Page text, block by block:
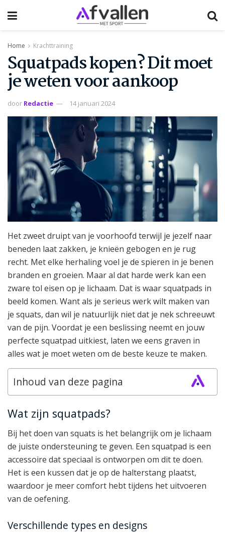
Home Krachttraining
Squatpads kopen? Dit moet
je weten voor aankoop
door Redactie 14 januari 2024
Het zweet druipt van je voorhoofd terwijl je jezelf naar
beneden laat zakken, je knieën gebogen en je rug
recht. Met elke herhaling voel je de spieren in je benen
branden en groeien. Maar al dat harde werk kan een
zware tol eisen op je lichaam. Dat is waar squatpads in
beeld komen. Want als je serieus werk wilt maken van
je squats, dan wil je natuurlijk niet dat je nek schreeuwt
van de pijn. Voordat je een beslissing neemt en jouw
perfecte squatpad uitkiest, laten we eens graven in
alles wat je moet weten om de beste keuze te maken.
Inhoud van deze pagina
Wat zijn squatpads?
Bij het doen van squats is het belangrijk om je lichaam
de juiste ondersteuning te geven. Een squatpad is een
accessoire dat speciaal is ontworpen om dit te doen.
Het is een kussen dat je op de halterstang plaatst,
waardoor je meer comfort hebt tijdens het uitvoeren
van de oefening.
Verschillende types en designs